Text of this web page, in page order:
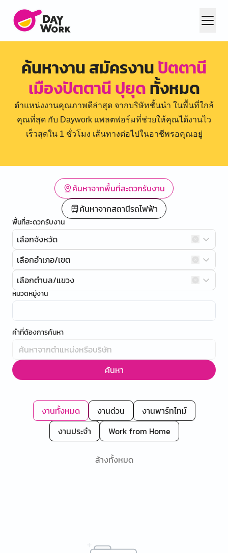
ค้นหางาน สมัครงานปัตตานี
เมืองปัตตานี ปุยุดทั้งหมด
ตำแหน่งงานคุณภาพดีล่าสุด จากบริษัทชั้นนำ ในพื้นที่ใกล้
คุณที่สุด กับ Daywork แพลตฟอร์มที่ช่วยให้คุณได้งานไว
เร็วสุดใน 1 ชั่วโมง เส้นทางต่อไปในอาชีพรอคุณอยู่
ค้นหาจากพื้นที่สะดวกรับงาน
ค้นหาจากสถานีรถไฟฟ้า
พื้นที่สะดวกรับงาน
เลือกจังหวัด
เลือกอำเภอ/เขต
เลือกตำบล/แขวง
หมวดหมู่งาน
คำที่ต้องการค้นหา
ค้นหา
งานทั้งหมด งานด่วน
งานพาร์ทไทม์
งานประจำ
Work from Home
ล้างทั้งหมด